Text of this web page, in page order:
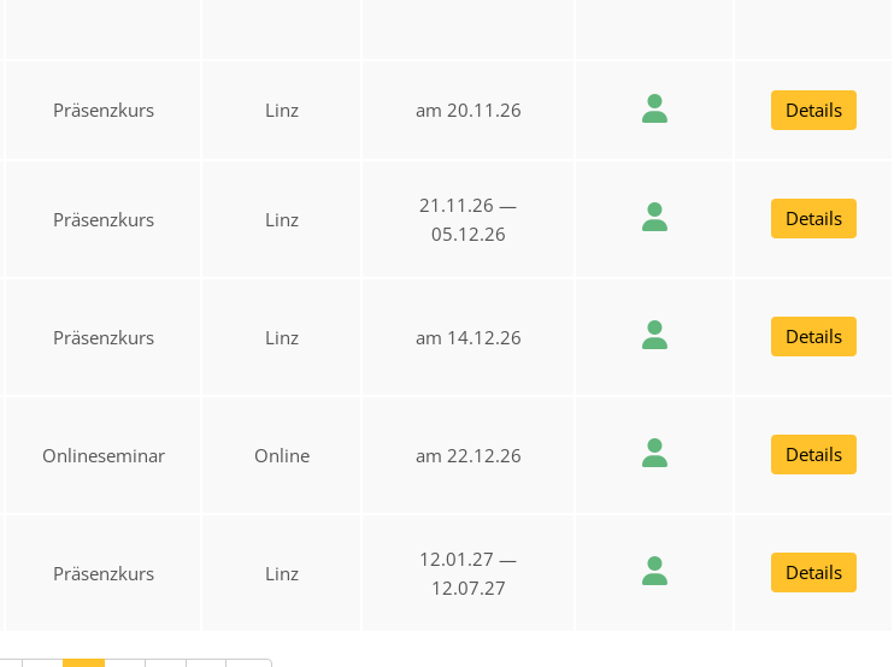
Präsenzkurs Linz am 20.11.26 Details
Präsenzkurs Linz
21.11.26 —
05.12.26
Details
Präsenzkurs Linz am 14.12.26 Details
Onlineseminar Online am 22.12.26 Details
Präsenzkurs Linz
12.01.27 —
12.07.27
Details